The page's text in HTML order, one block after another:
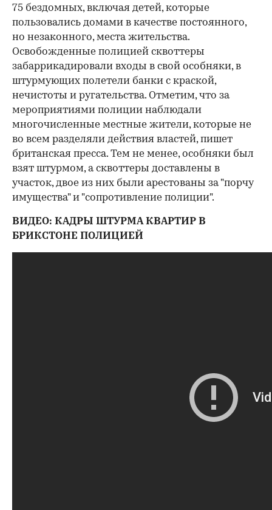
75 бездомных, включая детей, которые
пользовались домами в качестве постоянного,
но незаконного, места жительства.
Освобожденные полицией сквоттеры
забаррикадировали входы в свой особняки, в
штурмующих полетели банки с краской,
нечистоты и ругательства. Отметим, что за
мероприятиями полиции наблюдали
многочисленные местные жители, которые не
во всем разделяли действия властей, пишет
британская пресса. Тем не менее, особняки был
взят штурмом, а сквоттеры доставлены в
участок, двое из них были арестованы за "порчу
имущества" и "сопротивление полиции".
ВИДЕО: КАДРЫ ШТУРМА КВАРТИР В
БРИКСТОНЕ ПОЛИЦИЕЙ